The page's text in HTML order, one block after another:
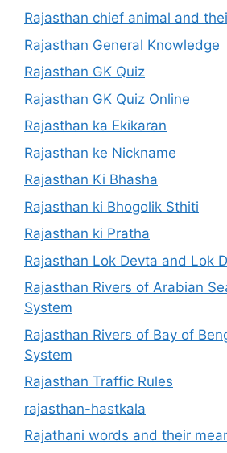
Rajasthan chief animal and
Rajasthan General Knowledge
Rajasthan GK Quiz
Rajasthan GK Quiz Online
Rajasthan ka Ekikaran
Rajasthan ke Nickname
Rajasthan Ki Bhasha
Rajasthan ki Bhogolik Sthiti
Rajasthan ki Pratha
Rajasthan Lok Devta and Lok
Rajasthan Rivers of Arabian
System
Rajasthan Rivers of Bay of
System
Rajasthan Traffic Rules
rajasthan-hastkala
Rajathani words and their